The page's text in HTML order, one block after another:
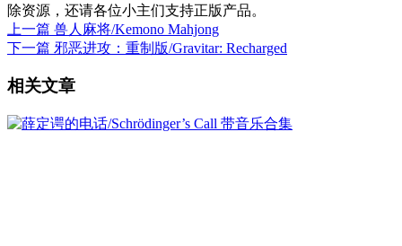
除资源，还请各位小主们支持正版产品。
上一篇 兽人麻将/Kemono Mahjong
下一篇 邪恶进攻：重制版/Gravitar: Recharged
相关文章